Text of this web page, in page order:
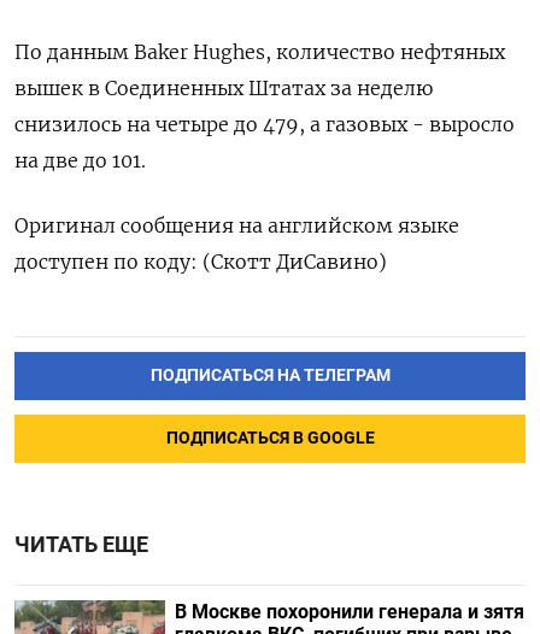
По данным Baker Hughes, количество нефтяных
вышек в Соединенных Штатах за неделю
снизилось на четыре до 479, а газовых - выросло
на две до 101.
Оригинал сообщения на английском языке
доступен по коду: (Скотт ДиСавино)
ПОДПИСАТЬСЯ НА ТЕЛЕГРАМ
ПОДПИСАТЬСЯ В GOOGLE
ЧИТАТЬ ЕЩЕ
В Москве похоронили генерала и зятя